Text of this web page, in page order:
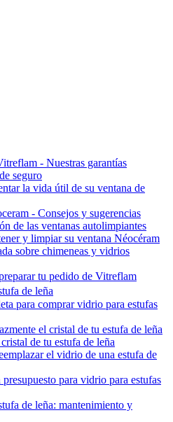
- Nuestras garantías
seguro
la vida útil de su ventana de
- Consejos y sugerencias
de las ventanas autolimpiantes
y limpiar su ventana Néocéram
sobre chimeneas y vidrios
tu pedido de Vitreflam
de leña
para comprar vidrio para estufas
el cristal de tu estufa de leña
de tu estufa de leña
el vidrio de una estufa de
para vidrio para estufas
de leña: mantenimiento y